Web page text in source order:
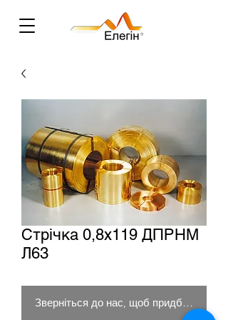
Стрічка 0,8х119 ДПРНМ
Л63
Зверніться до нас, щоб придбати товар